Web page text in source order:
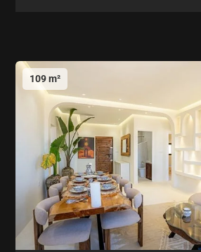
109 m²